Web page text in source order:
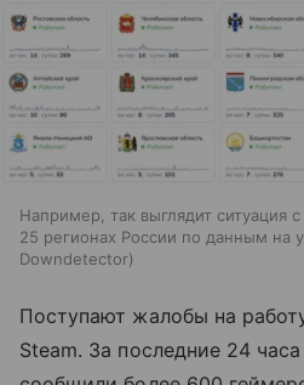
Например, так выглядит ситуация
25 регионах России по данным на
Downdetector
Поступают жалобы на
Steam. За последние 24